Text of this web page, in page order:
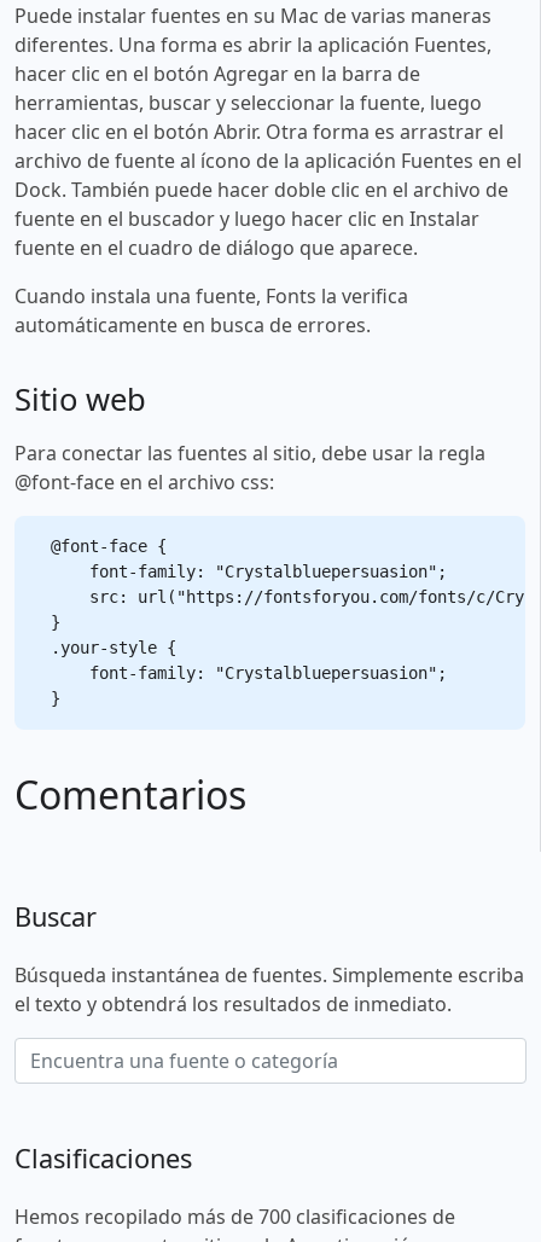
Puede instalar fuentes en su Mac de varias maneras
diferentes. Una forma es abrir la aplicación Fuentes,
hacer clic en el botón Agregar en la barra de
herramientas, buscar y seleccionar la fuente, luego
hacer clic en el botón Abrir. Otra forma es arrastrar el
archivo de fuente al ícono de la aplicación Fuentes en el
Dock. También puede hacer doble clic en el archivo de
fuente en el buscador y luego hacer clic en Instalar
fuente en el cuadro de diálogo que aparece.
Cuando instala una fuente, Fonts la verifica
automáticamente en busca de errores.
Sitio web
Para conectar las fuentes al sitio, debe usar la regla
@font-face en el archivo css:
@font-face {
    font-family: "Crystalbluepersuasion";
src: url("https://fontsforyou.com/fonts/c/
}
.your-style {
    font-family: "Crystalbluepersuasion";
Comentarios
Buscar
Búsqueda instantánea de fuentes. Simplemente escriba
el texto y obtendrá los resultados de inmediato.
Clasificaciones
Hemos recopilado más de 700 clasificaciones de